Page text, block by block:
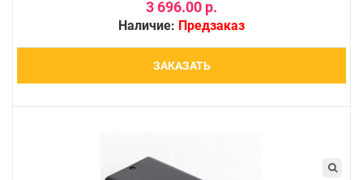
3 696.00 р.
Наличие: Предзаказ
ЗАКАЗАТЬ